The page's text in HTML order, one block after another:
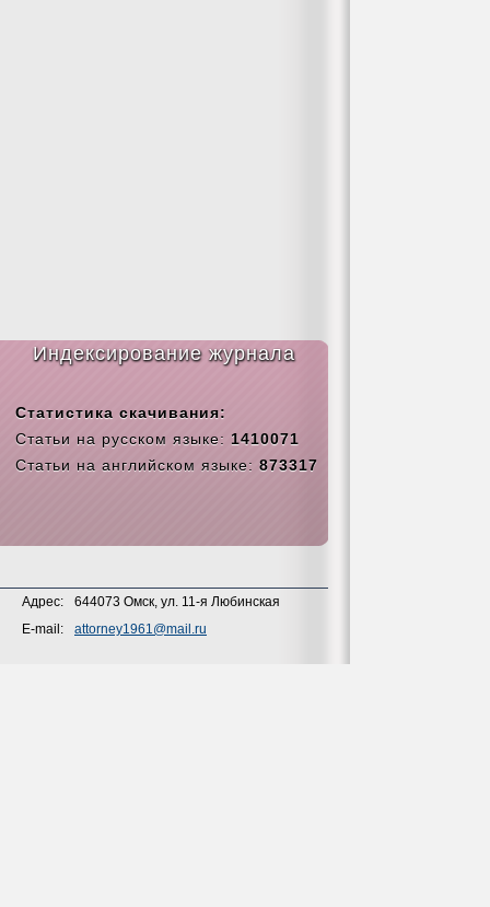
Индексирование журнала
Статистика скачивания:
Статьи на русском языке: 1410071
Статьи на английском языке: 873317
Адрес:
644073 Омск, ул. 11-я Любинская
E-mail:
attorney1961@mail.ru